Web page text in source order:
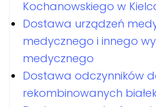
Kochanowskiego w
Dostawa urządzeń
medycznego i innego
medycznego
Dostawa odczynników
rekombinowanych